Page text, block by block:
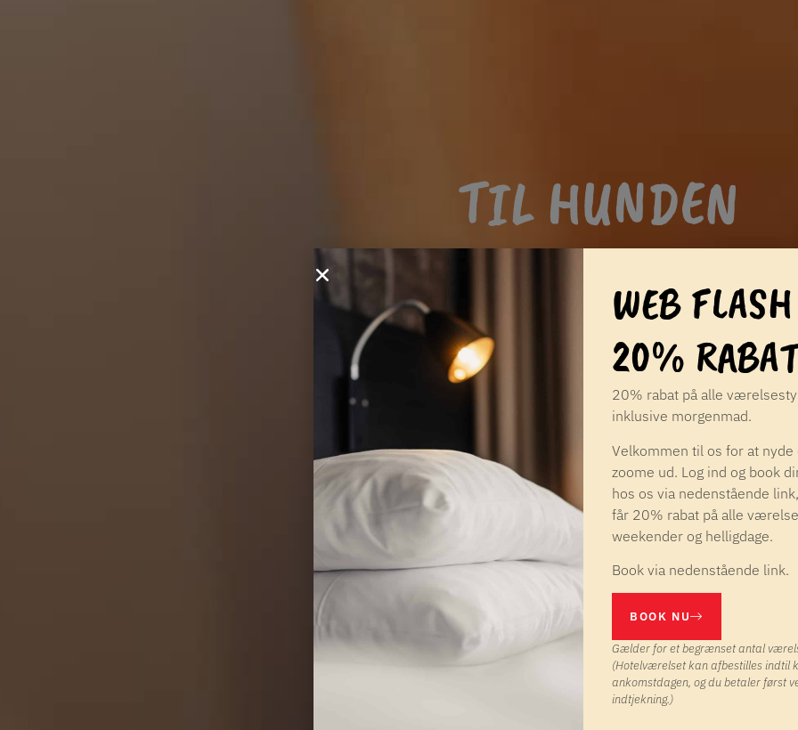
TIL HUNDEN
WEB
20%
20% rabat på alle
inklusive morgenmad.
Velkommen til os for at nyde
zoome ud. Log ind og book
hos os via nedenstående
får 20% rabat på alle
weekender og helligdage.
Book via nedenstående link.
BOOK NU
Gælder for et begrænset antal
(Hotelværelset kan afbestilles indtil
ankomstdagen, og du betaler først
indtjekning.)